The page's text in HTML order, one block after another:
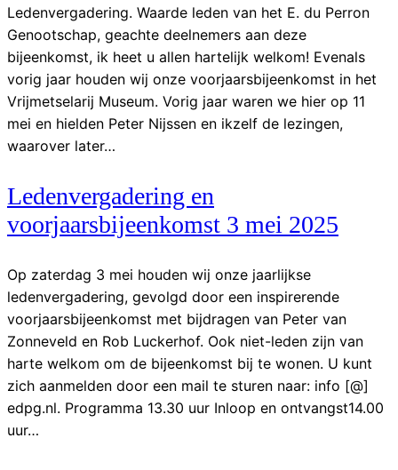
Ledenvergadering. Waarde leden van het E. du Perron
Genootschap, geachte deelnemers aan deze
bijeenkomst, ik heet u allen hartelijk welkom! Evenals
vorig jaar houden wij onze voorjaarsbijeenkomst in het
Vrijmetselarij Museum. Vorig jaar waren we hier op 11
mei en hielden Peter Nijssen en ikzelf de lezingen,
waarover later…
Ledenvergadering en
voorjaarsbijeenkomst 3 mei 2025
Op zaterdag 3 mei houden wij onze jaarlijkse
ledenvergadering, gevolgd door een inspirerende
voorjaarsbijeenkomst met bijdragen van Peter van
Zonneveld en Rob Luckerhof. Ook niet-leden zijn van
harte welkom om de bijeenkomst bij te wonen. U kunt
zich aanmelden door een mail te sturen naar: info [@]
edpg.nl. Programma 13.30 uur Inloop en ontvangst14.00
uur…